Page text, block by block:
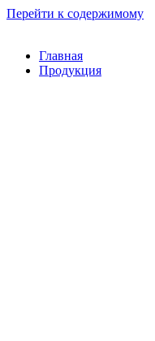
Перейти к содержимому
Главная
Продукция